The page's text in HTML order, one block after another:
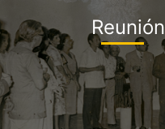
Reunión